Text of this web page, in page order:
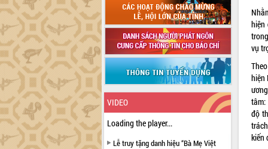
VIDEO
Loading the player...
Lễ truy tặng danh hiệu “Bà Mẹ Việt
hiện
vụ
hiện
tâm:
độ
kiến